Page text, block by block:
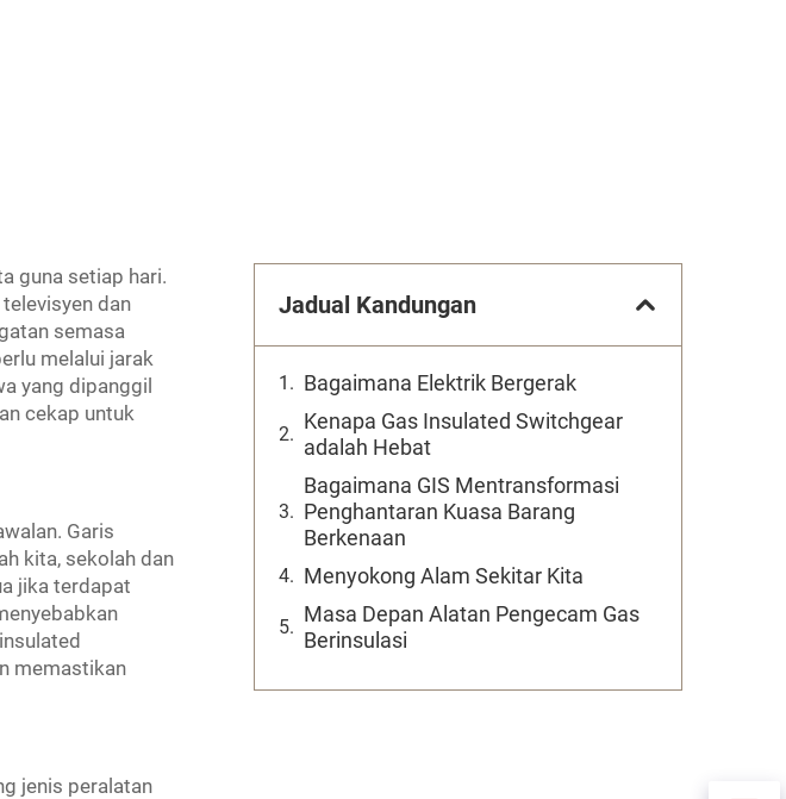
guna setiap hari.
dan
semasa
melalui jarak
yang dipanggil
cekap untuk
Garis
kita, sekolah dan
jika terdapat
memastikan
jenis peralatan
Jadual Kandungan
Bagaimana Elektrik Bergerak
Kenapa Gas Insulated Switchgear
adalah Hebat
Bagaimana GIS Mentransformasi
Penghantaran Kuasa Barang
Berkenaan
Menyokong Alam Sekitar Kita
Masa Depan Alatan Pengecam Gas
Berinsulasi